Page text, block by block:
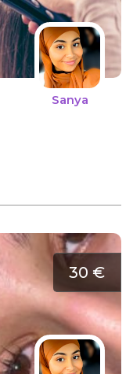
Sanya
30 €